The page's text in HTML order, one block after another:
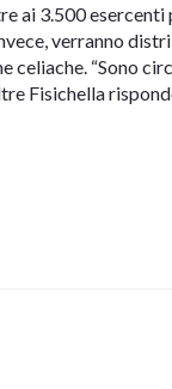
ai 3.500 esercenti
verranno
“Sono
Fisichella